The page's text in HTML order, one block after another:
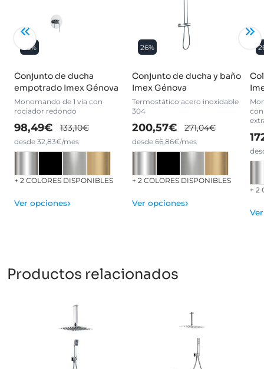
26%
Conjunto de ducha
empotrado Imex Génova
Monomando de 1 vía con
rociador redondo
98,49€ 133,10€
desde 32,83€/mes
+ 2 COLORES DISPONIBLES
Ver opciones›
26%
Conjunto de ducha y baño
Imex Génova
Termostático acero inoxidable
304
200,57€ 271,04€
desde 66,86€/mes
+ 2 COLORES DISPONIBLES
Ver opciones›
+ 2
Productos relacionados